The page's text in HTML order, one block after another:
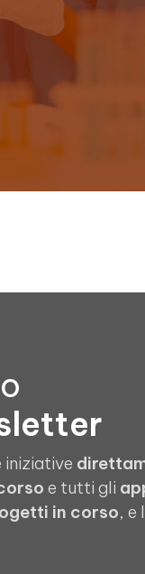
iniziative
e tutti gli
in corso, e